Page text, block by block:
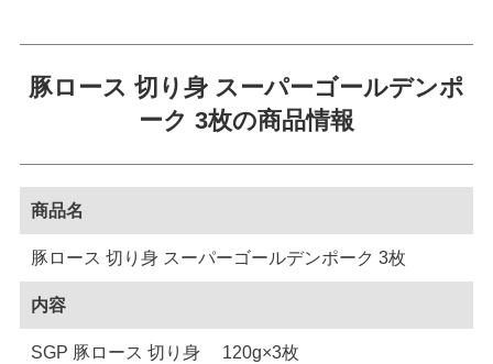
豚ロース 切り身 スーパーゴールデンポ
ーク 3枚の商品情報
商品名
豚ロース 切り身 スーパーゴールデンポーク 3枚
内容
SGP 豚ロース 切り身 120g×3枚